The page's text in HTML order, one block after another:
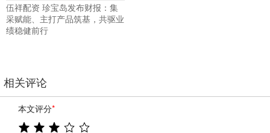
伍祥配资 珍宝岛发布财报：集
采赋能、主打产品筑基，共驱业
绩稳健前行
相关评论
本文评分*